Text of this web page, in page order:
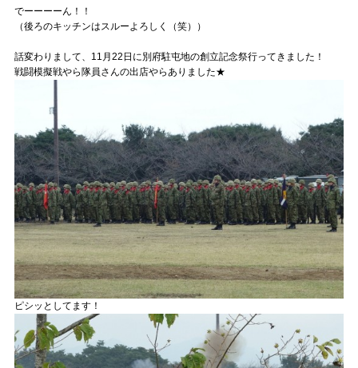
でーーーーん！！
（後ろのキッチンはスルーよろしく（笑））
話変わりまして、11月22日に別府駐屯地の創立記念祭行ってきました！
戦闘模擬戦やら隊員さんの出店やらありました★
ピシッとしてます！